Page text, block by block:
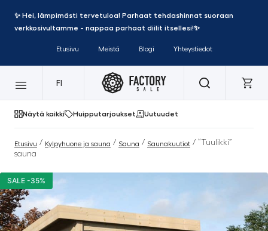
✨ Hei, lämpimästi tervetuloa! Parhaat tehdashinnat suoraan
verkkosivultamme - nappaa parhaat diilit itsellesi!✨
Etusivu Meistä Blogi Yhteystiedot
FI
Näytä kaikki Huipputarjoukset Uutuudet
Etusivu / Kylpyhuone ja sauna / Sauna / Saunakuutiot / “Tuulikki”
sauna
SALE -35%